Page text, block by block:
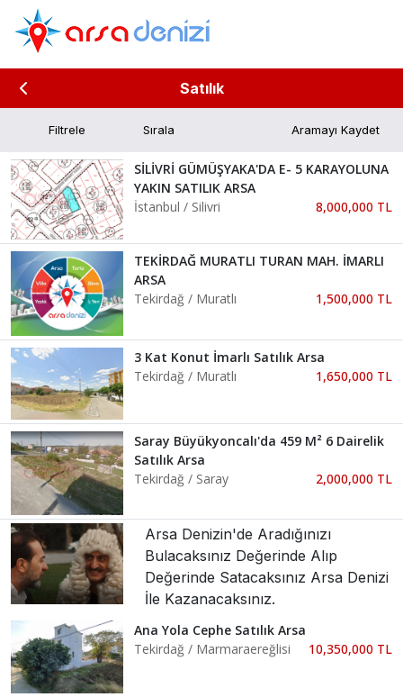
Satılık
Filtrele Aramayı Kaydet
SİLİVRİ GÜMÜŞYAKA'DA E- 5 KARAYOLUNA
YAKIN SATILIK ARSA
İstanbul / Silivri
8,000,000 TL
TEKİRDAĞ MURATLI TURAN MAH. İMARLI
ARSA
Tekirdağ / Muratlı
1,500,000 TL
3 Kat Konut İmarlı Satılık Arsa
Tekirdağ / Muratlı
1,650,000 TL
Saray Büyükyoncalı'da 459 M² 6 Dairelik
Satılık Arsa
Tekirdağ / Saray
2,000,000 TL
Arsa Denizin'de Aradığınızı
Bulacaksınız Değerinde Alıp
Değerinde Satacaksınız Arsa Denizi
İle Kazanacaksınız.
Ana Yola Cephe Satılık Arsa
Tekirdağ / Marmaraereğlisi
10,350,000 TL